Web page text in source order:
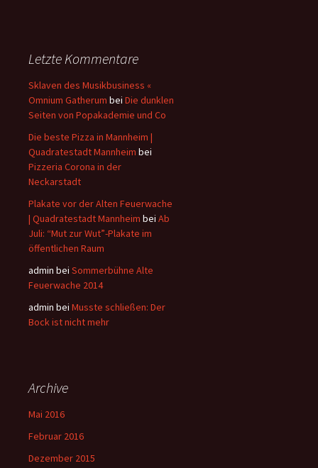
Letzte Kommentare
Sklaven des Musikbusiness «
Omnium Gatherum bei Die dunklen
Seiten von Popakademie und Co
Die beste Pizza in Mannheim |
Quadratestadt Mannheim bei
Pizzeria Corona in der
Neckarstadt
Plakate vor der Alten Feuerwache
| Quadratestadt Mannheim bei Ab
Juli: “Mut zur Wut”-Plakate im
öffentlichen Raum
admin bei Sommerbühne Alte
Feuerwache 2014
admin bei Musste schließen: Der
Bock ist nicht mehr
Archive
Mai 2016
Februar 2016
Dezember 2015